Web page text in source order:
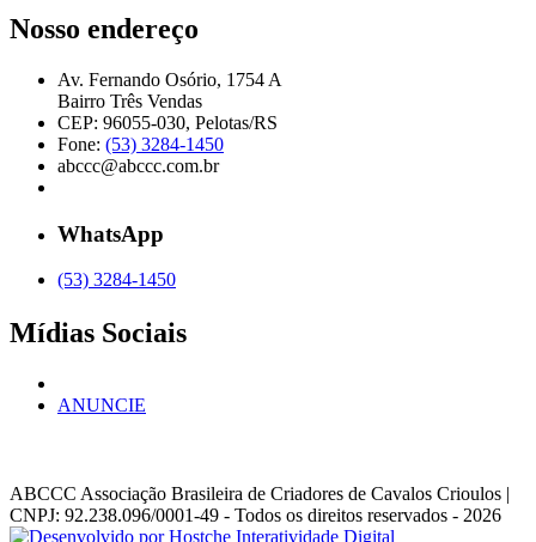
Nosso endereço
Av. Fernando Osório, 1754 A
Bairro Três Vendas
CEP: 96055-030, Pelotas/RS
Fone: (53) 3284-1450
abccc@abccc.com.br
WhatsApp
(53) 3284-1450
Mídias Sociais
ANUNCIE
ABCCC Associação Brasileira de Criadores de Cavalos Crioulos |
CNPJ: 92.238.096/0001-49 - Todos os direitos reservados - 2026